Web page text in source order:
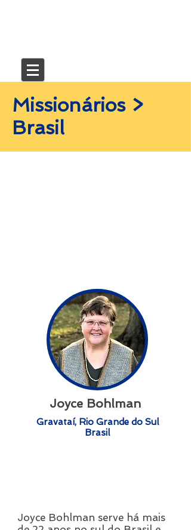
Missionários >
Brasil
Joyce Bohlman
Gravataí, Rio Grande do Sul
Brasil
Joyce Bohlman serve há mais